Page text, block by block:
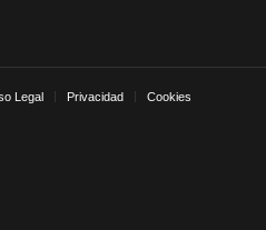
Legal Privacidad Cookies